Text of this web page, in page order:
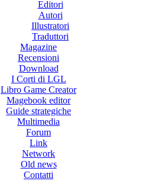
Editori
Autori
Illustratori
Traduttori
Magazine
Recensioni
Download
I Corti di LGL
Libro Game Creator
Magebook editor
Guide strategiche
Multimedia
Forum
Link
Network
Old news
Contatti